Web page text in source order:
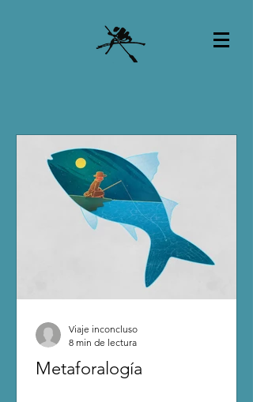
Metaforalogía
Viaje inconcluso
8 min de lectura